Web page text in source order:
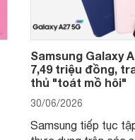
Samsung Galaxy
7,49 triệu đồng,
thủ "toát mồ hôi"
30/06/2026
Samsung tiếp tục